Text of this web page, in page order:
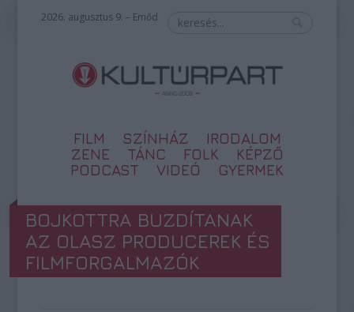
2026. augusztus 9. – Emőd
FILM SZÍNHÁZ
IRODALOM
ZENE
TÁNC FOLK
KÉPZŐ
PODCAST
VIDEÓ GYERMEK
BOJKOTTRA BUZDÍTANAK
AZ OLASZ PRODUCEREK ÉS
FILMFORGALMAZÓK